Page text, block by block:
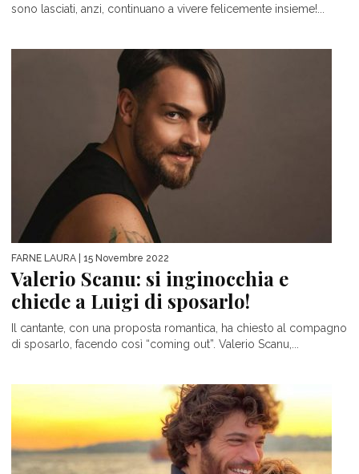
sono lasciati, anzi, continuano a vivere felicemente insieme!...
FARNE LAURA | 15 Novembre 2022
Valerio Scanu: si inginocchia e
chiede a Luigi di sposarlo!
Il cantante, con una proposta romantica, ha chiesto al compagno
di sposarlo, facendo così “coming out”. Valerio Scanu,...